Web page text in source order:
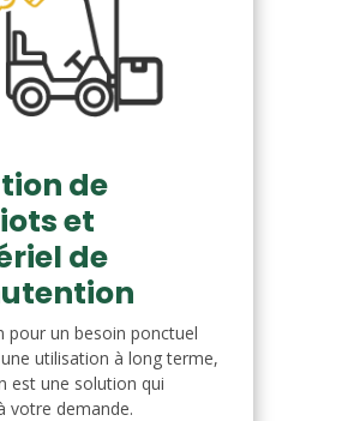
de
et
de
pour un besoin ponctuel
utilisation à long terme,
est une solution qui
votre demande.